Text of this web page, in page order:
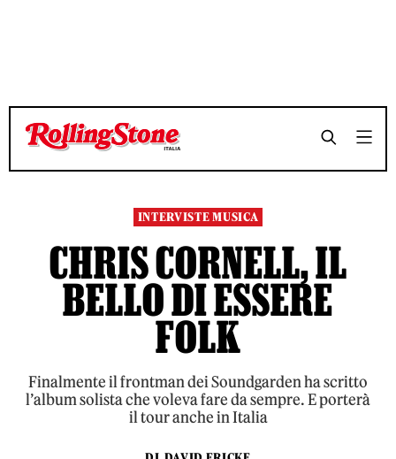
TEMPO DI LETTURA 5 MINUTI SHARE
TEMPO DI LETTURA 5 MINUTI SHARE
INTERVISTE MUSICA
CHRIS CORNELL, IL
BELLO DI ESSERE
FOLK
Finalmente il frontman dei Soundgarden ha scritto
l’album solista che voleva fare da sempre. E porterà
il tour anche in Italia